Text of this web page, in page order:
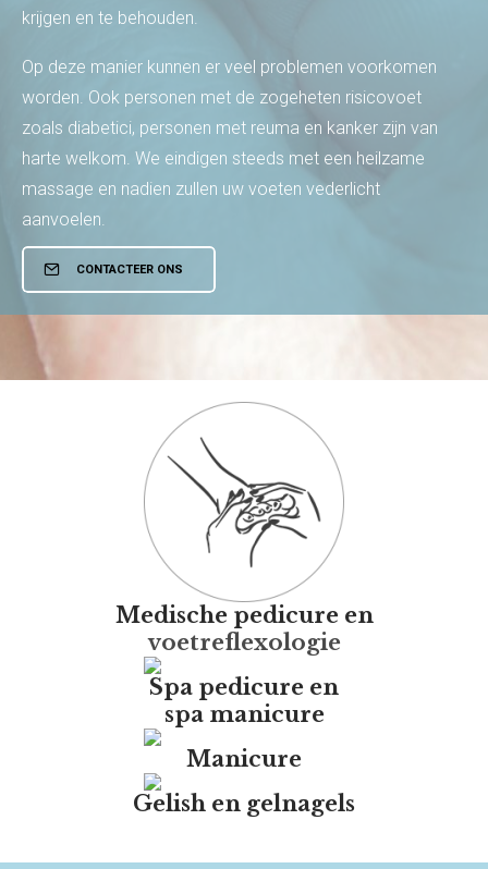
krijgen en te behouden.
Op deze manier kunnen er veel problemen voorkomen
worden. Ook personen met de zogeheten risicovoet
zoals diabetici, personen met reuma en kanker zijn van
harte welkom. We eindigen steeds met een heilzame
massage en nadien zullen uw voeten vederlicht
aanvoelen.
CONTACTEER ONS
Medische pedicure en
voetreflexologie
Spa pedicure en
spa manicure
Manicure
Gelish en gelnagels